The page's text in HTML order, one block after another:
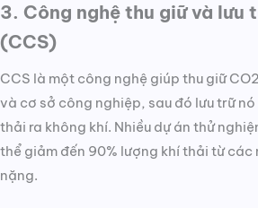
3. Công nghệ thu giữ và lưu
(CCS)
CCS là một công nghệ giúp thu giữ
và cơ sở công nghiệp, sau đó lưu trữ
thải ra không khí. Nhiều dự án thử
thể giảm đến 90% lượng khí thải từ
nặng.